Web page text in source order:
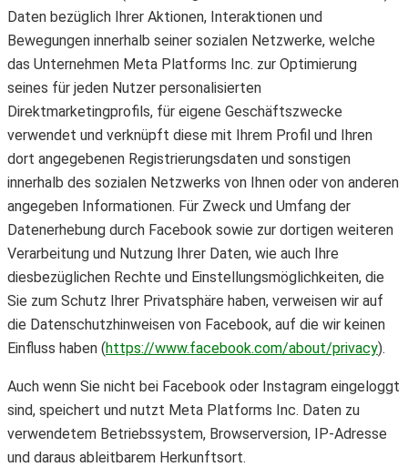
Daten bezüglich Ihrer Aktionen, Interaktionen und
Bewegungen innerhalb seiner sozialen Netzwerke, welche
das Unternehmen Meta Platforms Inc. zur Optimierung
seines für jeden Nutzer personalisierten
Direktmarketingprofils, für eigene Geschäftszwecke
verwendet und verknüpft diese mit Ihrem Profil und Ihren
dort angegebenen Registrierungsdaten und sonstigen
innerhalb des sozialen Netzwerks von Ihnen oder von anderen
angegeben Informationen. Für Zweck und Umfang der
Datenerhebung durch Facebook sowie zur dortigen weiteren
Verarbeitung und Nutzung Ihrer Daten, wie auch Ihre
diesbezüglichen Rechte und Einstellungsmöglichkeiten, die
Sie zum Schutz Ihrer Privatsphäre haben, verweisen wir auf
die Datenschutzhinweisen von Facebook, auf die wir keinen
Einfluss haben (https://www.facebook.com/about/privacy).
Auch wenn Sie nicht bei Facebook oder Instagram eingeloggt
sind, speichert und nutzt Meta Platforms Inc. Daten zu
verwendetem Betriebssystem, Browserversion, IP-Adresse
und daraus ableitbarem Herkunftsort.